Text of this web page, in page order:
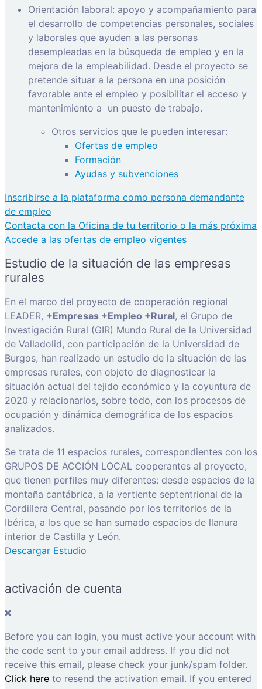
Orientación laboral: apoyo y acompañamiento para
el desarrollo de competencias personales, sociales
y laborales que ayuden a las personas
desempleadas en la búsqueda de empleo y en la
mejora de la empleabilidad. Desde el proyecto se
pretende situar a la persona en una posición
favorable ante el empleo y posibilitar el acceso y
mantenimiento a un puesto de trabajo.
Otros servicios que le pueden interesar:
Ofertas de empleo
Formación
Ayudas y subvenciones
Inscribirse a la plataforma como persona demandante
de empleo
Contacta con la Oficina de tu territorio o la más próxima
Accede a las ofertas de empleo vigentes
Estudio de la situación de las empresas
rurales
En el marco del proyecto de cooperación regional
LEADER, +Empresas +Empleo +Rural, el Grupo de
Investigación Rural (GIR) Mundo Rural de la Universidad
de Valladolid, con participación de la Universidad de
Burgos, han realizado un estudio de la situación de las
empresas rurales, con objeto de diagnosticar la
situación actual del tejido económico y la coyuntura de
2020 y relacionarlos, sobre todo, con los procesos de
ocupación y dinámica demográfica de los espacios
analizados.
Se trata de 11 espacios rurales, correspondientes con los
GRUPOS DE ACCIÓN LOCAL cooperantes al proyecto,
que tienen perfiles muy diferentes: desde espacios de la
montaña cantábrica, a la vertiente septentrional de la
Cordillera Central, pasando por los territorios de la
Ibérica, a los que se han sumado espacios de llanura
interior de Castilla y León.
Descargar Estudio
activación de cuenta
Before you can login, you must active your account with
the code sent to your email address. If you did not
receive this email, please check your junk/spam folder.
Click here to resend the activation email. If you entered